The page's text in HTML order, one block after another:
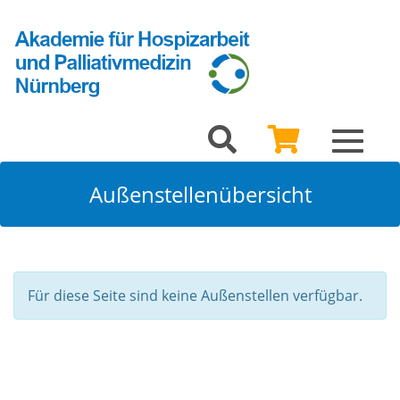
Toggle
Außenstellenübersicht
Für diese Seite sind keine Außenstellen verfügbar.